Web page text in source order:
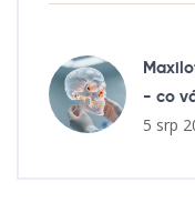
- co
5 srp